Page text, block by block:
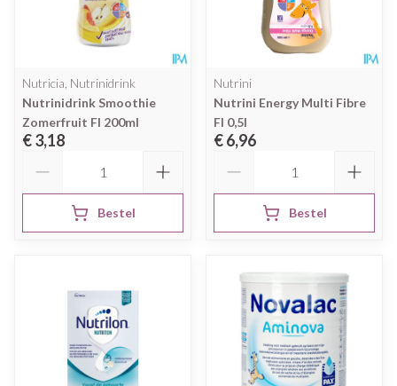
Nutricia, Nutrinidrink
Nutrinidrink Smoothie
Zomerfruit Fl 200ml
€ 3,18
Bestel
Nutrini
Nutrini Energy Multi Fibre
Fl 0,5l
€ 6,96
Bestel